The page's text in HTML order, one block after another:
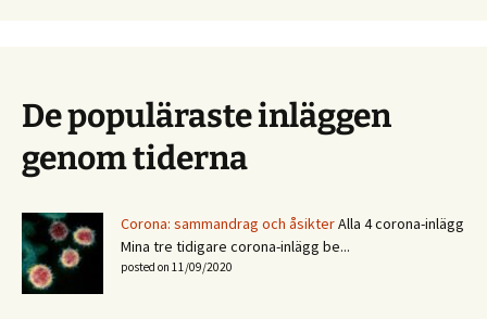
De populäraste inläggen
genom tiderna
Corona: sammandrag och åsikterAlla 4 corona-inlägg
Mina tre tidigare corona-inlägg be...
posted on 11/09/2020